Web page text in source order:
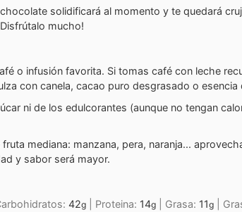
solidificará al momento y te quedará
mucho!
o infusión favorita. Si tomas café con leche
con canela, cacao puro desgrasado o esencia
ni de los edulcorantes (aunque no tengan
mediana: manzana, pera, naranja...
y sabor será mayor.
42g Proteina: 14g Grasa: 11g